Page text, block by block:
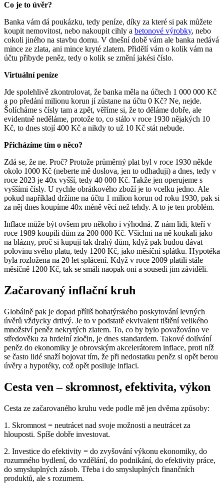
Co je to úvěr?
Banka vám dá poukázku, tedy peníze, díky za které si pak můžete
koupit nemovitost, nebo nakoupit cihly a betonové výrobky, nebo
cokoli jiného na stavbu domu. V dnešní době vám ale banka nedává
mince ze zlata, ani mince kryté zlatem. Přidělí vám o kolik vám na
účtu přibyde peněz, tedy o kolik se změní jakési číslo.
Virtuální peníze
Jde spolehlivě zkontrolovat, že banka měla na účtech 1 000 000 Kč
a po předání milionu korun jí zůstane na účtu 0 Kč? Ne, nejde.
Šolícháme s čísly tam a zpět, věříme si, že to děláme dobře, ale
evidentně neděláme, protože to, co stálo v roce 1930 nějakých 10
Kč, to dnes stojí 400 Kč a nikdy to už 10 Kč stát nebude.
Přicházíme tím o něco?
Zdá se, že ne. Proč? Protože průměrný plat byl v roce 1930 někde
okolo 1000 Kč (neberte mě doslova, jen to odhaduji) a dnes, tedy v
roce 2023 je 40x vyšší, tedy 40 000 Kč. Takže jen operujeme s
vyššími čísly. U rychle obrátkového zboží je to vcelku jedno. Ale
pokud například držíme na účtu 1 milion korun od roku 1930, pak si
za něj dnes koupíme 40x méně věcí než tehdy. A to je ten problém.
Inflace může být ovšem pro někoho i výhodná. Z nám lidi, kteří v
roce 1989 koupili dům za 200 000 Kč. Všichni na ně koukali jako
na blázny, proč si kupují tak drahý dům, když pak budou dávat
polovinu svého platu, tedy 1200 Kč, jako měsíční splátku. Hypotéka
byla rozložena na 20 let splácení. Když v roce 2009 platili stále
měsíčně 1200 Kč, tak se smáli naopak oni a sousedi jim záviděli.
Začarovaný inflační kruh
Globálně pak je dopad příliš bohatýrského poskytování levných
úvěrů vždycky drtivý. Je to v podstatě ekvivalent tištění velikého
množství peněz nekrytých zlatem. To, co by bylo považováno ve
středověku za hrdelní zločin, je dnes standardem. Takové dolívání
peněz do ekonomiky je obrovským akcelerátorem inflace, proti níž
se často lidé snaží bojovat tím, že při nedostatku peněz si opět berou
úvěry a hypotéky, což opět posiluje inflaci.
Cesta ven – skromnost, efektivita, výkon
Cesta ze začarovaného kruhu vede podle mě jen dvěma způsoby:
1. Skromnost = neutrácet nad svoje možnosti a neutrácet za
hlouposti. Spíše dobře investovat.
2. Investice do efektivity = do zvyšování výkonu ekonomiky, do
rozumného bydlení, do vzdělání, do podnikání, do efektivity práce,
do smysluplných zásob. Třeba i do smysluplných finančních
produktů, ale s rozumem.